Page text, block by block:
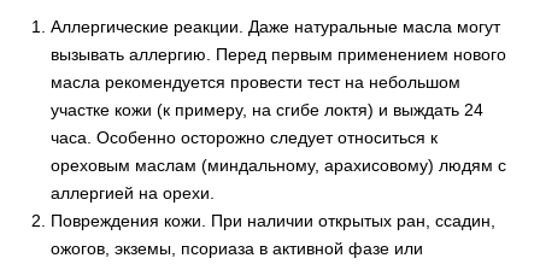
Аллергические реакции. Даже натуральные масла могут
вызывать аллергию. Перед первым применением нового
масла рекомендуется провести тест на небольшом
участке кожи (к примеру, на сгибе локтя) и выждать 24
часа. Особенно осторожно следует относиться к
ореховым маслам (миндальному, арахисовому) людям с
аллергией на орехи.
Повреждения кожи. При наличии открытых ран, ссадин,
ожогов, экземы, псориаза в активной фазе или